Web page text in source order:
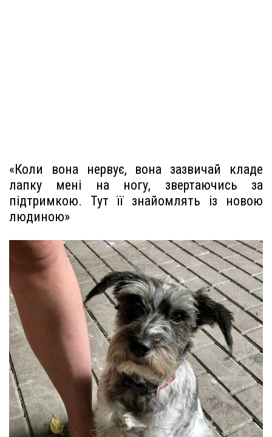
«Коли вона нервує, вона зазвичай кладе
лапку мені на ногу, звертаючись за
підтримкою. Тут її знайомлять із новою
людиною»